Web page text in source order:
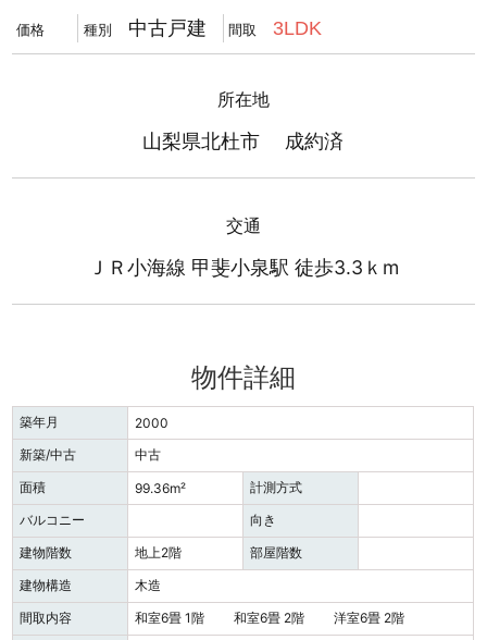
価格 種別 中古戸建 間取 3LDK
所在地
山梨県北杜市 成約済
交通
ＪＲ小海線 甲斐小泉駅 徒歩3.3ｋm
物件詳細
築年月
2000
新築/中古
中古
面積
99.36m²
計測方式
バルコニー
向き
建物階数
地上2階
部屋階数
建物構造
木造
間取内容
和室6畳 1階 和室6畳 2階 洋室6畳 2階